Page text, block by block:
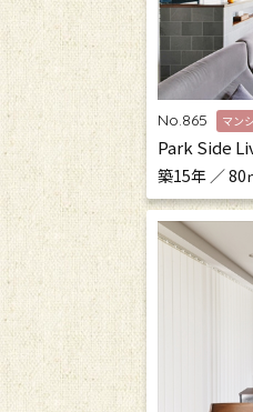
No.865 マン
Park Side
築15年 ／ 80